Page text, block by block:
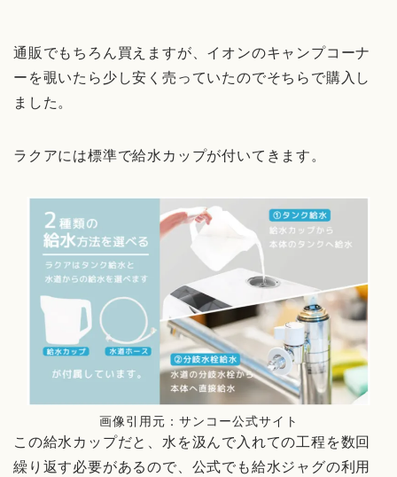
通販でもちろん買えますが、イオンのキャンプコーナ
ーを覗いたら少し安く売っていたのでそちらで購入し
ました。
ラクアには標準で給水カップが付いてきます。
画像引用元：サンコー公式サイト
この給水カップだと、水を汲んで入れての工程を数回
繰り返す必要があるので、公式でも給水ジャグの利用